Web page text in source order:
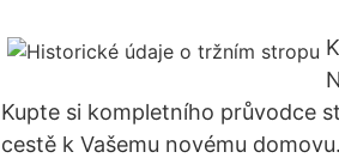
Kupte si kompletního průvodce
cestě k Vašemu novému